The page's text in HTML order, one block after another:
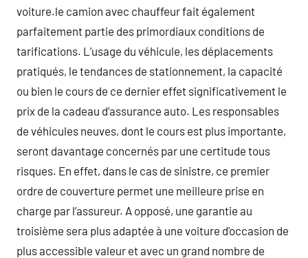
voiture.le camion avec chauffeur fait également
parfaitement partie des primordiaux conditions de
tarifications. L’usage du véhicule, les déplacements
pratiqués, le tendances de stationnement, la capacité
ou bien le cours de ce dernier effet significativement le
prix de la cadeau d’assurance auto. Les responsables
de véhicules neuves, dont le cours est plus importante,
seront davantage concernés par une certitude tous
risques. En effet, dans le cas de sinistre, ce premier
ordre de couverture permet une meilleure prise en
charge par l’assureur. A opposé, une garantie au
troisième sera plus adaptée à une voiture d’occasion de
plus accessible valeur et avec un grand nombre de